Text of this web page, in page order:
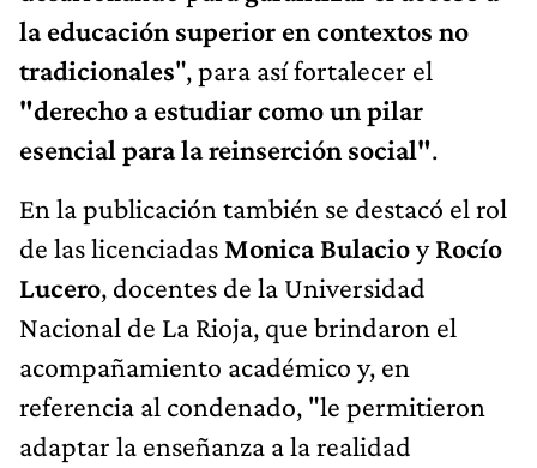
la educación superior en contextos no
tradicionales", para así fortalecer el
"derecho a estudiar como un pilar
esencial para la reinserción social".
En la publicación también se destacó el rol
de las licenciadas Monica BulacioyRocío
Lucero, docentes de la Universidad
Nacional de La Rioja, que brindaron el
acompañamiento académico y, en
referencia al condenado, "le permitieron
adaptar la enseñanza a la realidad